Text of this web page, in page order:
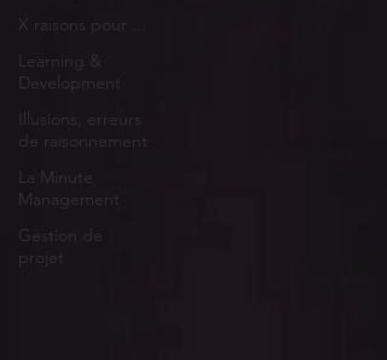
X raisons pour ...
Learning &
Development
Illusions, erreurs
de raisonnement
La Minute
Management
Gestion de
projet